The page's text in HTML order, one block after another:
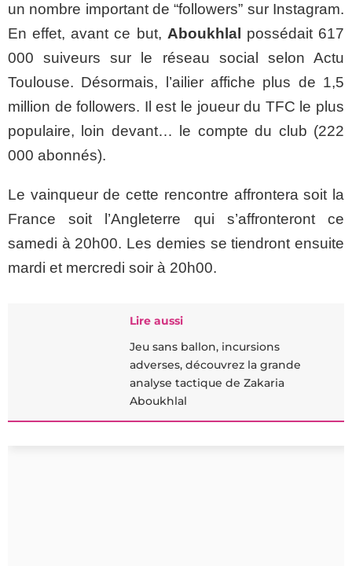
un nombre important de “followers” sur Instagram.
En effet, avant ce but, Aboukhlal
possédait 617
000 suiveurs sur le réseau social selon Actu
Toulouse. Désormais, l’ailier affiche plus de 1,5
million de followers. Il est le joueur du TFC le plus
populaire, loin devant… le compte du club (222
000 abonnés).
Le vainqueur de cette rencontre affrontera soit la
France soit l’Angleterre qui s’affronteront ce
samedi à 20h00. Les demies se tiendront ensuite
mardi et mercredi soir à 20h00.
Lire aussi
Jeu sans ballon, incursions
adverses, découvrez la grande
analyse tactique de Zakaria
Aboukhlal